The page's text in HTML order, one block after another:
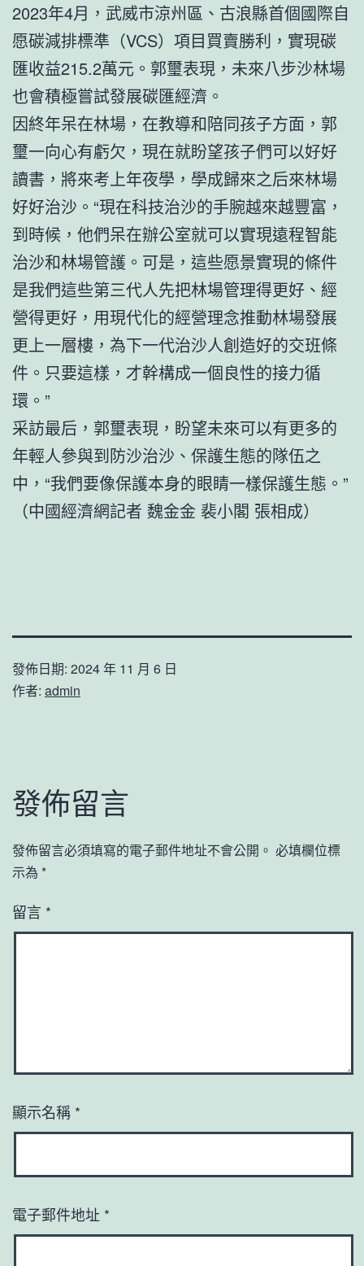
2023年4月，武威市涼州區、古浪縣首個國際自
愿碳減排標準（VCS）項目買賣勝利，實現碳
匯收益215.2萬元。郭璽表現，未來八步沙林場
也會積極嘗試發展碳匯經濟。
因終年呆在林場，在教導和陪同孩子方面，郭
璽一向心有虧欠，現在就盼望孩子們可以好好
讀書，將來考上年夜學，學成歸來之后來林場
好好治沙。“現在科技治沙的手腕越來越豐富，
到時候，他們呆在辦公室就可以實現遠程智能
治沙和林場管護。可是，這些愿景實現的條件
是我們這些第三代人先把林場管理得更好、經
營得更好，用現代化的經營理念推動林場發展
更上一層樓，為下一代治沙人創造好的交班條
件。只要這樣，才幹構成一個良性的接力循
環。”
采訪最后，郭璽表現，盼望未來可以有更多的
年輕人參與到防沙治沙、保護生態的隊伍之
中，“我們要像保護本身的眼睛一樣保護生態。”
（中國經濟網記者 魏金金 裴小閣 張相成）
發佈日期: 2024 年 11 月 6 日
作者: admin
發佈留言
發佈留言必須填寫的電子郵件地址不會公開。 必填欄位標
示為 *
留言 *
顯示名稱 *
電子郵件地址 *